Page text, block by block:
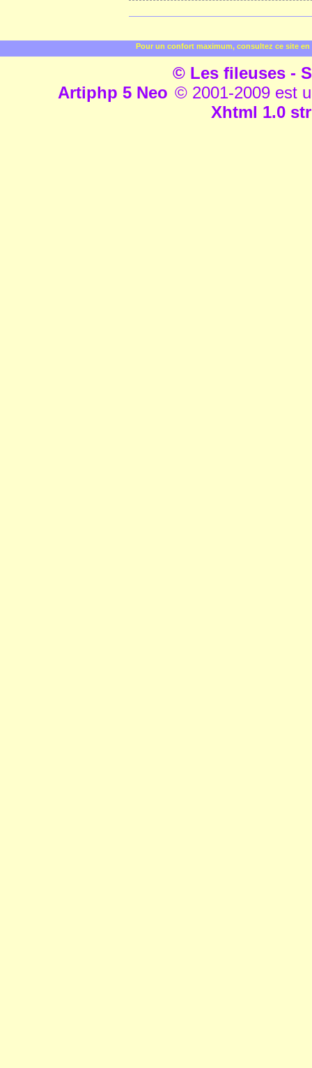
Pour un confort maximum, consultez ce site
© Les fileuses -
Artiphp 5 Neo © 2001-2009 est
Xhtml 1.0